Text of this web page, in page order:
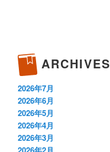
ARCHIVES
2026年7月
2026年6月
2026年5月
2026年4月
2026年3月